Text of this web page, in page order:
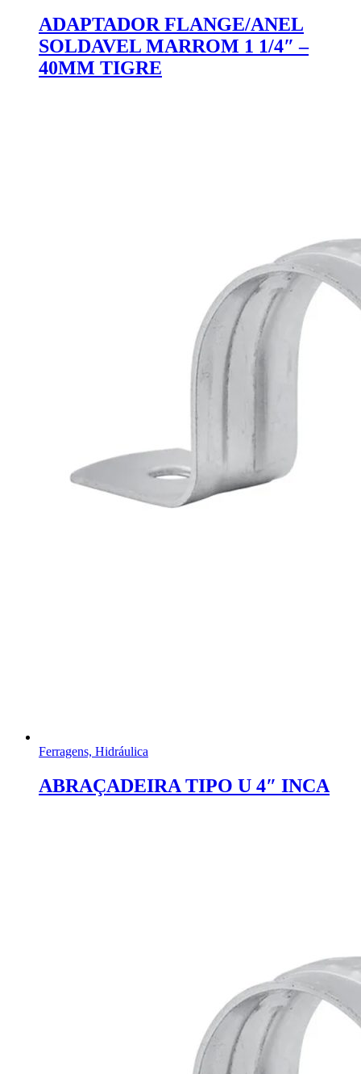
ADAPTADOR FLANGE/ANEL
SOLDAVEL MARROM 1 1/4″ –
40MM TIGRE
Ferragens, Hidráulica
ABRAÇADEIRA TIPO U 4″ INCA